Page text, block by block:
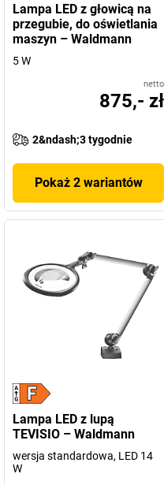
Lampa LED z głowicą na
przegubie, do oświetlania
maszyn – Waldmann
5 W
netto
875,- zł
2&ndash;3 tygodnie
Pokaż 2 wariantów
Lampa LED z lupą
TEVISIO – Waldmann
wersja standardowa, LED 14
W